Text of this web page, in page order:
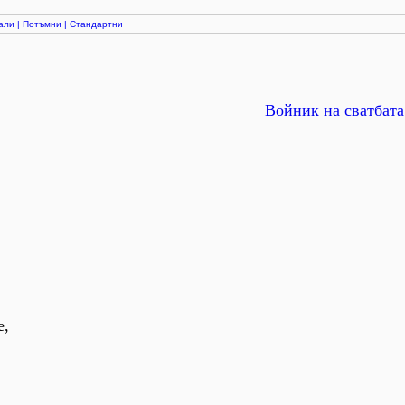
| Потъмни | Стандартни
Войник на